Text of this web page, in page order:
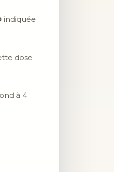
indiquée
dose
à 4